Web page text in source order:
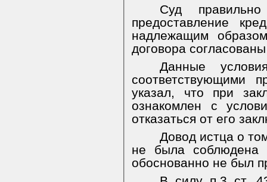
Суд
предоставление
надлежащим
договора
Данные
соответствующими
указал, что при
ознакомлен с
отказаться от его
Довод истца о
не была соблюдена
обоснованно не был